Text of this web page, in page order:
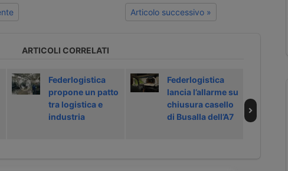
Articolo successivo »
ARTICOLI CORRELATI
Federlogistica
propone un patto
tra logistica e
industria
Federlogistica
lancia l’allarme su
chiusura casello
di Busalla dell’A7